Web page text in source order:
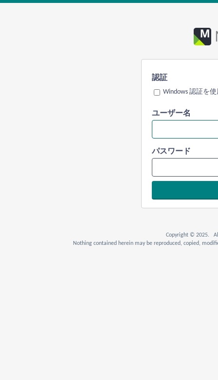
認証
Windows 認証を
ユーザー名
パスワード
Copyright © 2025. All
Nothing contained herein may be reproduced, copied,